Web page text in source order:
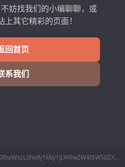
妨找我们的小编聊聊，或
其它精彩的页面！
回首页
系我们
MTguOTcuOS4xNzAvQmxvZy9EZXRhaWxzL0hvdy1kby1JLW9wZW4tSW50ZXJuZXQtRXhwbG9yZXItMTEtaW4tV2luZG93cy0xMQ